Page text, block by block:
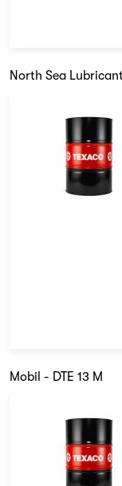
North Sea
Mobil - DTE 13 M